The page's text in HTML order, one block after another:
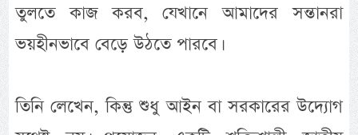
তুলতে কাজ করব, যেখানে আমাদের সন্তানরা
ভয়হীনভাবে বেড়ে উঠতে পারবে।
তিনি লেখেন, কিন্তু শুধু আইন বা সরকারের উদ্যোগ